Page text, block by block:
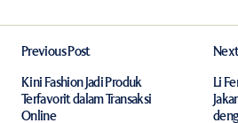
Required fields are marked*
Previous Post
Kini Fashion Jadi Produk
Terfavorit dalam Transaksi
Online
Li